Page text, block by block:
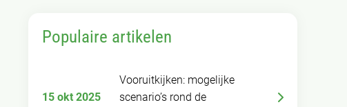
Populaire artikelen
15 okt 2025
Vooruitkijken: mogelijke
scenario’s rond de